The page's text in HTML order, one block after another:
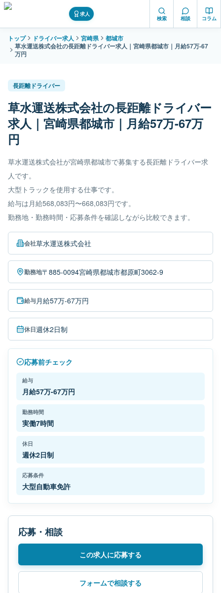
求人
検索 相談 コラム
トップ ドライバー求人 宮崎県
都城市
草水運送株式会社の長距離ドライバー求人｜宮崎県都城市｜月給57万-67
万円
長距離ドライバー
草水運送株式会社の長距離ドライバー
求人｜宮崎県都城市｜月給57万-67万
円
草水運送株式会社が宮崎県都城市で募集する長距離ドライバー求
人です。
大型トラックを使用する仕事です。
給与は月給568,083円〜668,083円です。
勤務地・勤務時間・応募条件を確認しながら比較できます。
会社草水運送株式会社
勤務地〒885-0094宮崎県都城市都原町3062-9
給与月給57万-67万円
休日週休2日制
応募前チェック
給与
月給57万-67万円
勤務時間
実働7時間
休日
週休2日制
応募条件
大型自動車免許
応募・相談
この求人に応募する
フォームで相談する